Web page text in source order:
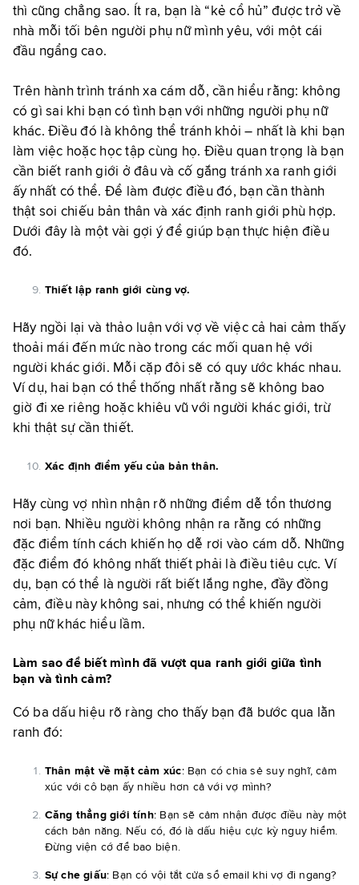
thì cũng chẳng sao. Ít ra, bạn là “kẻ cổ hủ” được trở về
nhà mỗi tối bên người phụ nữ mình yêu, với một cái
đầu ngẩng cao.
Trên hành trình tránh xa cám dỗ, cần hiểu rằng: không
có gì sai khi bạn có tình bạn với những người phụ nữ
khác. Điều đó là không thể tránh khỏi – nhất là khi bạn
làm việc hoặc học tập cùng họ. Điều quan trọng là bạn
cần biết ranh giới ở đâu và cố gắng tránh xa ranh giới
ấy nhất có thể. Để làm được điều đó, bạn cần thành
thật soi chiếu bản thân và xác định ranh giới phù hợp.
Dưới đây là một vài gợi ý để giúp bạn thực hiện điều
đó.
Thiết lập ranh giới cùng vợ.
Hãy ngồi lại và thảo luận với vợ về việc cả hai cảm thấy
thoải mái đến mức nào trong các mối quan hệ với
người khác giới. Mỗi cặp đôi sẽ có quy ước khác nhau.
Ví dụ, hai bạn có thể thống nhất rằng sẽ không bao
giờ đi xe riêng hoặc khiêu vũ với người khác giới, trừ
khi thật sự cần thiết.
Xác định điểm yếu của bản thân.
Hãy cùng vợ nhìn nhận rõ những điểm dễ tổn thương
nơi bạn. Nhiều người không nhận ra rằng có những
đặc điểm tính cách khiến họ dễ rơi vào cám dỗ. Những
đặc điểm đó không nhất thiết phải là điều tiêu cực. Ví
dụ, bạn có thể là người rất biết lắng nghe, đầy đồng
cảm, điều này không sai, nhưng có thể khiến người
phụ nữ khác hiểu lầm.
Làm sao để biết mình đã vượt qua ranh giới giữa tình
bạn và tình cảm?
Có ba dấu hiệu rõ ràng cho thấy bạn đã bước qua lằn
ranh đó:
Thân mật về mặt cảm xúc: Bạn có chia sẻ suy nghĩ, cảm
xúc với cô bạn ấy nhiều hơn cả với vợ mình?
Căng thẳng giới tính: Bạn sẽ cảm nhận được điều này một
cách bản năng. Nếu có, đó là dấu hiệu cực kỳ nguy hiểm.
Đừng viện cớ để bao biện.
Sự che giấu: Bạn có vội tắt cửa sổ email khi vợ đi ngang?